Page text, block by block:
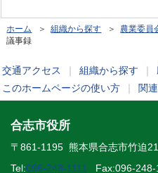
ホーム ＞組織から探す ＞ 農業委員
議事録
交通アクセス 組織から探す
このホームページの使い方
関
合志市役所
〒861-1195 熊本県合志市竹迫
Tel:096-248-1111 Fax:096-